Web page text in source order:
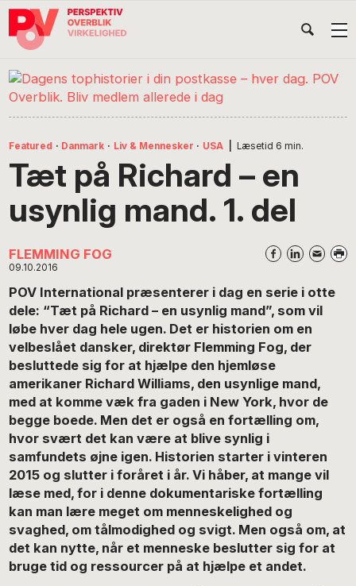
Gå
direkte
navigation
Skip
indhold
Gå
direkte
på
POV
International
Featured · Danmark · Liv & Mennesker · USA Læsetid 6 min.
Tæt på Richard – en
usynlig mand. 1. del
FLEMMING FOG
09.10.2016
POV International præsenterer i dag en serie i otte
dele: “Tæt på Richard – en usynlig mand”, som vil
løbe hver dag hele ugen. Det er historien om en
velbeslået dansker, direktør Flemming Fog, der
besluttede sig for at hjælpe den hjemløse
amerikaner Richard Williams, den usynlige mand,
med at komme væk fra gaden i New York, hvor de
begge boede. Men det er også en fortælling om,
hvor svært det kan være at blive synlig i
samfundets øjne igen. Historien starter i vinteren
2015 og slutter i foråret i år. Vi håber, at mange vil
læse med, for i denne dokumentariske fortælling
kan man lære meget om menneskelighed og
svaghed, om tålmodighed og svigt. Men også om, at
det kan nytte, når et menneske beslutter sig for at
bruge tid og ressourcer på at hjælpe et andet.